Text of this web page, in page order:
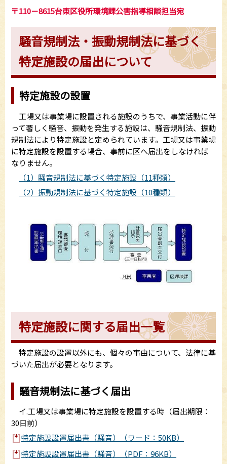
〒110－8615台東区役所環境課公害指導相談担当宛
騒音規制法・振動規制法に基づく
特定施設の届出について
特定施設の設置
工場又は事業場に設置される施設のうちで、事業活動に伴
って著しく騒音、振動を発生する施設は、騒音規制法、振動
規制法により特定施設と定められています。工場又は事業場
に特定施設を設置する場合、事前に区へ届出をしなければ
なりません。
（1）騒音規制法に基づく特定施設（11種類）
（2）振動規制法に基づく特定施設（10種類）
特定施設に関する届出一覧
特定施設の設置以外にも、個々の事由について、法律に基
づいた届出が必要となります。
騒音規制法に基づく届出
イ.工場又は事業場に特定施設を設置する時（届出期限：
30日前）
特定施設設置届出書（騒音）（ワード：50KB）
特定施設設置届出書（騒音）（PDF：96KB）